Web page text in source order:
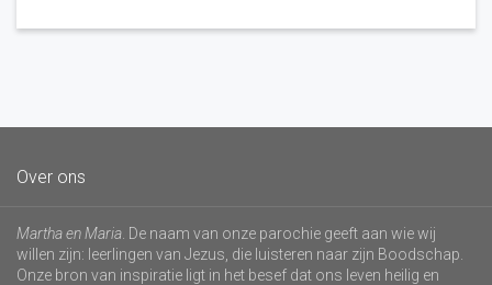
Over ons
Martha en Maria . De naam van onze parochie geeft aan wie wij
willen zijn: leerlingen van Jezus, die luisteren naar zijn Boodschap.
Onze bron van inspiratie ligt in het besef dat ons leven heilig en